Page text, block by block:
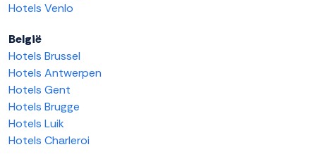
Hotels Venlo
België
Hotels Brussel
Hotels Antwerpen
Hotels Gent
Hotels Brugge
Hotels Luik
Hotels Charleroi